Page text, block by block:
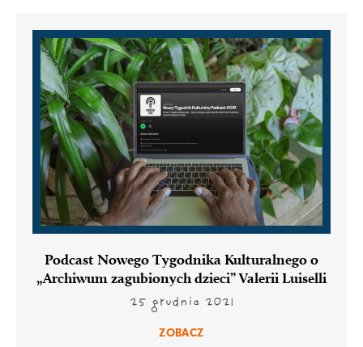
Podcast Nowego Tygodnika Kulturalnego o
„Archiwum zagubionych dzieci” Valerii Luiselli
25 grudnia 2021
ZOBACZ